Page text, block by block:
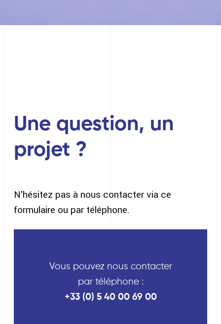
Une question, un
projet ?
N'hésitez pas à nous contacter via ce
formulaire ou par téléphone.
Vous pouvez nous contacter
par téléphone :
+33 (0) 5 40 00 69 00